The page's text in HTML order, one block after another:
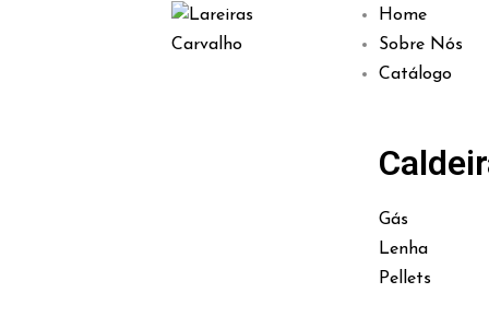
Home
Sobre Nós
Catálogo
Gás
Lenha
Pellets